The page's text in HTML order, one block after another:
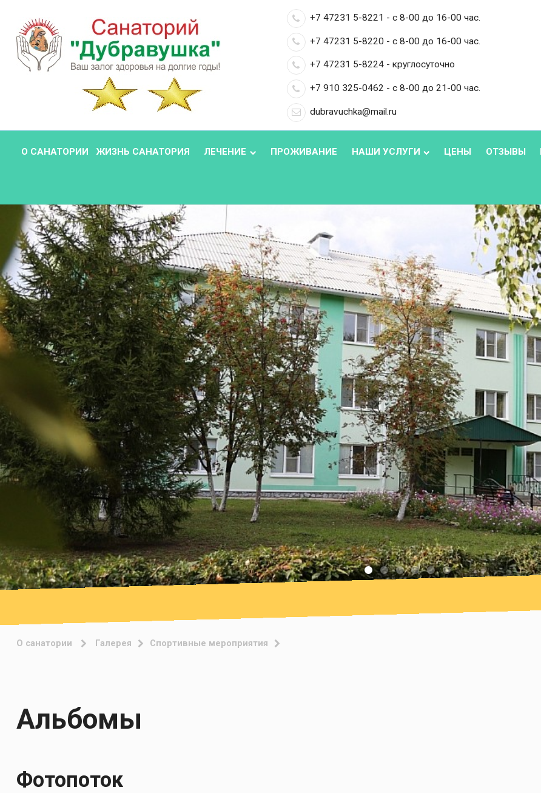
+7 47231 5-8221 - с 8-00 до 16-00 час.
+7 47231 5-8220 - с 8-00 до 16-00 час.
+7 47231 5-8224 - круглосуточно
+7 910 325-0462 - с 8-00 до 21-00 час.
dubravuchka@mail.ru
О САНАТОРИИ ЖИЗНЬ САНАТОРИЯ ЛЕЧЕНИЕ ПРОЖИВАНИЕ НАШИ УСЛУГИ ЦЕНЫ ОТЗЫВЫ
О санатории Галерея Спортивные мероприятия
Альбомы
Фотопоток